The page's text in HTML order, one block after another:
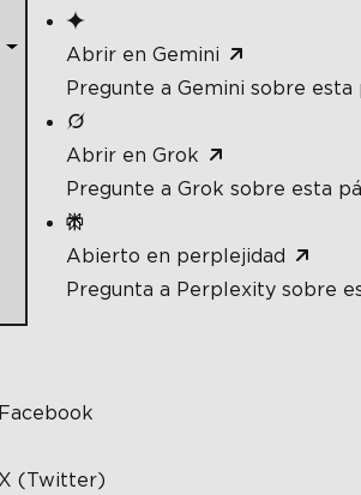
Abrir en Gemini
Pregunte a Gemini sobre esta
Abrir en Grok
Pregunte a Grok sobre esta
Abierto en perplejidad
Pregunta a Perplexity sobre
(Twitter)